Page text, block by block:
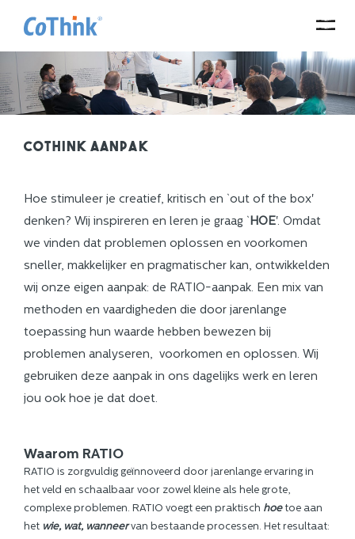
CoThink aanpak
Hoe stimuleer je creatief, kritisch en `out of the box'
denken? Wij inspireren en leren je graag ` HOE'. Omdat
we vinden dat problemen oplossen en voorkomen
sneller, makkelijker en pragmatischer kan, ontwikkelden
wij onze eigen aanpak: de RATIO-aanpak. Een mix van
methoden en vaardigheden die door jarenlange
toepassing hun waarde hebben bewezen bij
problemen analyseren, voorkomen en oplossen. Wij
gebruiken deze aanpak in ons dagelijks werk en leren
jou ook hoe je dat doet.
Waarom RATIO
RATIO is zorgvuldig geïnnoveerd door jarenlange ervaring in
het veld en schaalbaar voor zowel kleine als hele grote,
complexe problemen. RATIO voegt een praktisch hoetoe aan
het wie, wat, wanneer van bestaande processen. Het resultaat: